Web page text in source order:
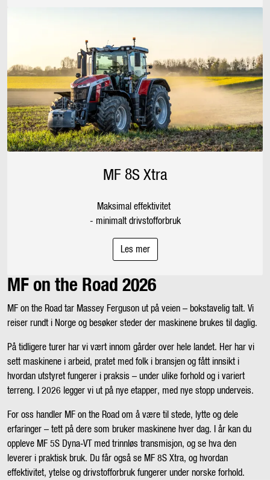
MF on the Road 2026
MF on the Road tar Massey Ferguson ut på veien – bokstavelig talt. Vi
reiser rundt i Norge og besøker steder der maskinene brukes til daglig.
På tidligere turer har vi vært innom gårder over hele landet. Her har vi
sett maskinene i arbeid, pratet med folk i bransjen og fått innsikt i
hvordan utstyret fungerer i praksis – under ulike forhold og i variert
terreng. I 2026 legger vi ut på nye etapper, med nye stopp underveis.
For oss handler MF on the Road om å være til stede, lytte og dele
erfaringer – tett på dere som bruker maskinene hver dag. I år kan du
oppleve MF 5S Dyna‑VT med trinnløs transmisjon, og se hva den
leverer i praktisk bruk. Du får også se MF 8S Xtra, og hvordan
effektivitet, ytelse og drivstofforbruk fungerer under norske forhold.
MF 8S Xtra
Maksimal effektivitet
- minimalt drivstofforbruk
Les mer